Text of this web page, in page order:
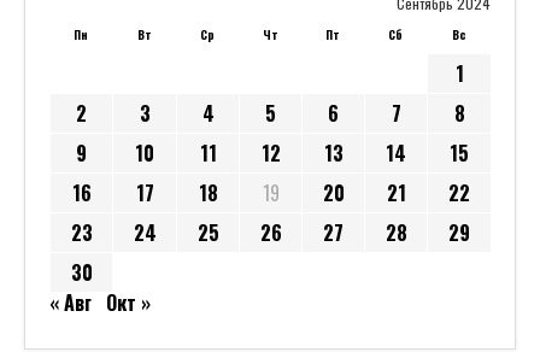
Пн Вт Ср Чт Пт Сб Вс
1
2
3 4 5 6 7
8
9
10 11 12 13 14
15
16
17 18 19 20 21
22
23
24 25 26 27 28
29
30
« Авг Окт »